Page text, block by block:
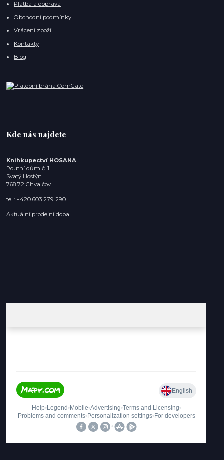
Platba a doprava
Obchodní podmínky
Vrácení zboží
Kontakty
Blog
Kde nás najdete
Knihkupectví HOSANA
Poutní dům č. 1
Svatý Hostýn
768 72 Chvalčov
tel.: +420 603 279 290
Aktuální prodejní doba